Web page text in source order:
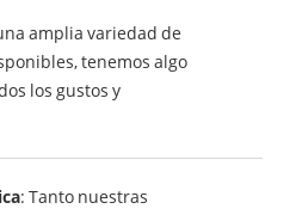
amplia variedad de
tenemos algo
los gustos y
: Tanto nuestras